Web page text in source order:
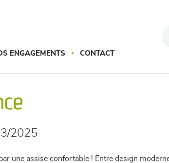
ENGAGEMENTS CONTACT
2025
une assise confortable ! Entre design